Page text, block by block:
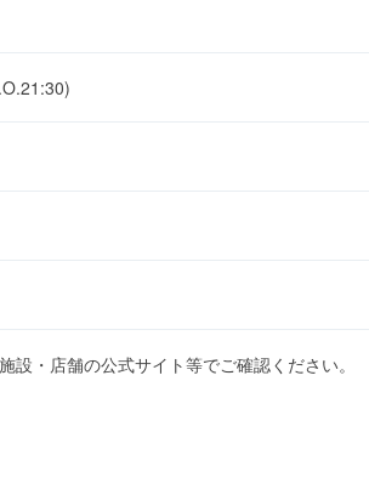
・店舗の公式サイト等でご確認ください。